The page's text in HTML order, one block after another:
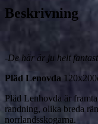
Beskrivning
-De här är ju helt
Pläd Lenovda
Pläd Lenhovda är
randning, olika breda
norrlandsskogarna.